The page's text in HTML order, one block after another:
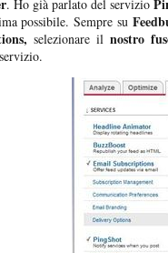
. Ho già parlato del servizio
possibile. Sempre su
selezionare il nostro